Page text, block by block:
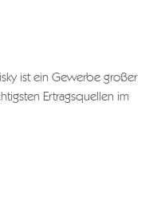
ist ein Gewerbe großer
Ertragsquellen im